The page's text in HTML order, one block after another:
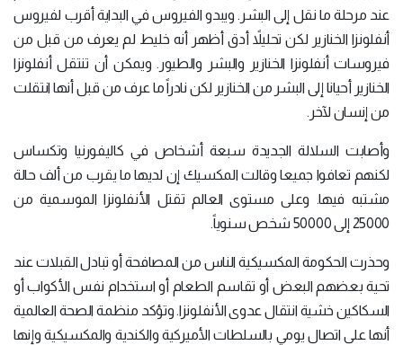
عند مرحلة ما نقل إلى البشر. ويبدو الفيروس في البداية أقرب لفيروس
أنفلونزا الخنازير لكن تحليلاً أدق أظهر أنه خليط لم يعرف من قبل من
فيروسات أنفلونزا الخنازير والبشر والطيور. ويمكن أن تنتقل أنفلونزا
الخنازير أحيانا إلى البشر من الخنازير لكن نادراً ما عرف من قبل أنها انتقلت
من إنسان لآخر.
وأصابت السلالة الجديدة سبعة أشخاص في كاليفورنيا وتكساس
لكنهم تعافوا جميعا وقالت المكسيك إن لديها ما يقرب من ألف حالة
مشتبه فيها. وعلى مستوى العالم تقتل الأنفلونزا الموسمية من
25000 إلى 50000 شخص سنوياً.
وحذرت الحكومة المكسيكية الناس من المصافحة أو تبادل القبلات عند
تحية بعضهم البعض أو تقاسم الطعام أو استخدام نفس الأكواب أو
السكاكين خشية انتقال عدوى الأنفلونزا. وتؤكد منظمة الصحة العالمية
أنها على اتصال يومي بالسلطات الأميركية والكندية والمكسيكية وإنها